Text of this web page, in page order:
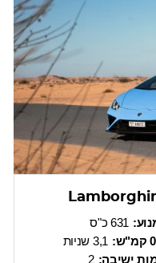
631 כ"ס
3,1 שניות
ישיבה: 2